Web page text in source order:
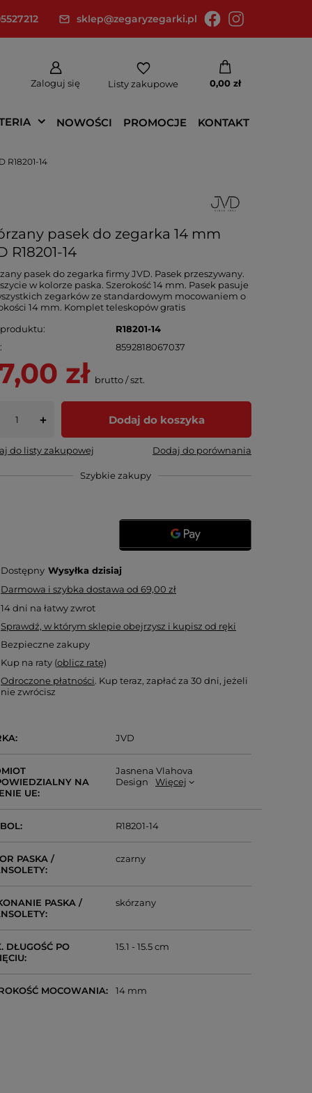
sklep@zegaryzegarki.pl
Zaloguj się Listy zakupowe 0,00 zł
NOWOŚCI PROMOCJE KONTAKT
R18201-14
pasek do zegarka 14 mm
R18201-14
pasek do zegarka firmy JVD. Pasek przeszywany.
w kolorze paska. Szerokość 14 mm. Pasek pasuje
zegarków ze standardowym mocowaniem o
14 mm. Komplet teleskopów gratis
R18201-14
8592818067037
zł brutto/szt.
+ Dodaj do koszyka
do listy zakupowej Dodaj do porównania
Szybkie zakupy
Dostępny Wysyłkadzisiaj
Darmowa i szybka dostawa od69,00 zł
14dni na łatwy zwrot
Sprawdź, w którym sklepie obejrzysz i kupisz od ręki
Bezpieczne zakupy
Kup na raty (oblicz ratę)
Odroczone płatności. Kup teraz, zapłać za 30 dni, jeżeli
nie zwrócisz
JVD
NA
UE
Jasnena Vlahova
Design
Więcej
R18201-14
PASKA /
czarny
PASKA /
skórzany
DŁUGOŚĆ PO
15.1 - 15.5 cm
MOCOWANIA 14 mm